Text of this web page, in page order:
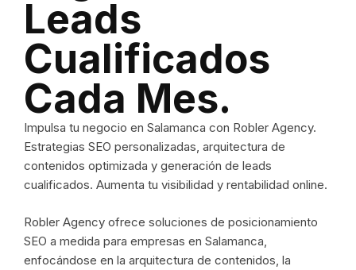
Leads
Cualificados
Cada Mes.
Impulsa tu negocio en Salamanca con Robler Agency.
Estrategias SEO personalizadas, arquitectura de
contenidos optimizada y generación de leads
cualificados. Aumenta tu visibilidad y rentabilidad online.
Robler Agency ofrece soluciones de posicionamiento
SEO a medida para empresas en Salamanca,
enfocándose en la arquitectura de contenidos, la